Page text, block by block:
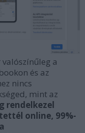
a
és az
nincs
mint az
rendelkezel
online, 99%-